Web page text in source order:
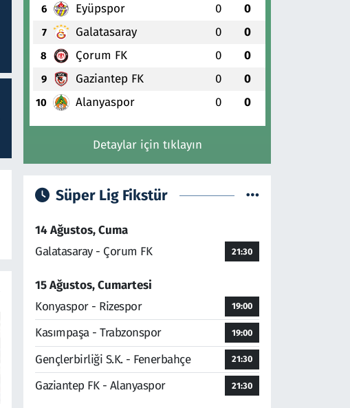
6 Eyüpspor 0 0
7 Galatasaray 0 0
8 Çorum FK 0 0
9 Gaziantep FK 0 0
10 Alanyaspor 0 0
Detaylar için tıklayın
Süper Lig Fikstür
14 Ağustos, Cuma
Galatasaray - Çorum FK
21:30
15 Ağustos, Cumartesi
Konyaspor - Rizespor
19:00
Kasımpaşa - Trabzonspor 19:00
Gençlerbirliği S.K. - Fenerbahçe 21:30
Gaziantep FK - Alanyaspor 21:30